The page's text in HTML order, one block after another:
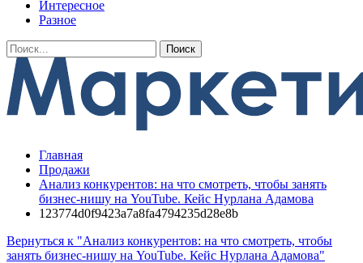
Интересное
Разное
Главная
Продажи
Анализ конкурентов: на что смотреть, чтобы занять
бизнес-нишу на YouTube. Кейс Нурлана Адамова
123774d0f9423a7a8fa4794235d28e8b
Вернуться к "Анализ конкурентов: на что смотреть, чтобы
занять бизнес-нишу на YouTube. Кейс Нурлана Адамова"